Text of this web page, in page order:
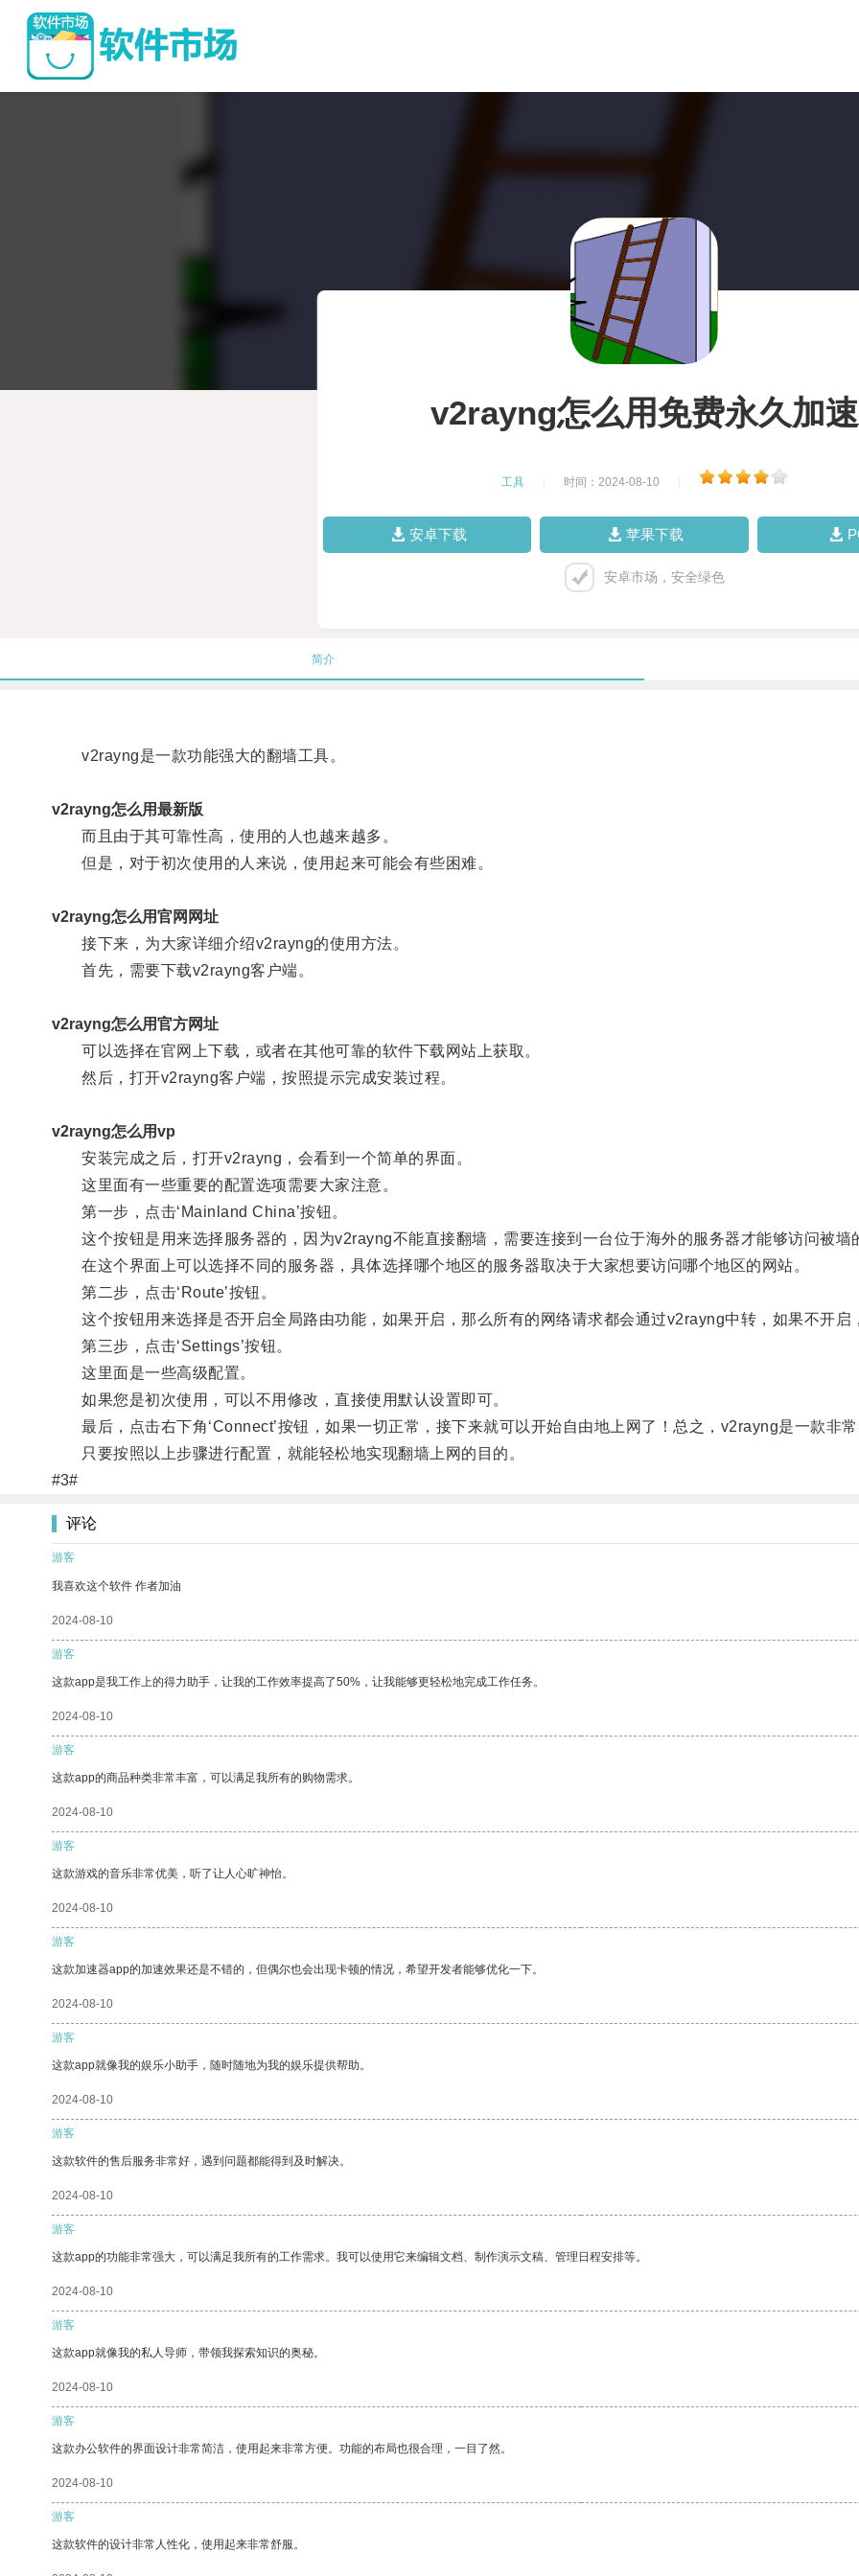
v2rayng怎么用免费永久加速
工具 时间：2024-08-10
安卓下载 苹果下载
安卓市场，安全绿色
简介
v2rayng是一款功能强大的翻墙工具。
v2rayng怎么用最新版
而且由于其可靠性高，使用的人也越来越多。
但是，对于初次使用的人来说，使用起来可能会有些困难。
v2rayng怎么用官网网址
接下来，为大家详细介绍v2rayng的使用方法。
首先，需要下载v2rayng客户端。
v2rayng怎么用官方网址
可以选择在官网上下载，或者在其他可靠的软件下载网站上获取。
然后，打开v2rayng客户端，按照提示完成安装过程。
v2rayng怎么用vp
安装完成之后，打开v2rayng，会看到一个简单的界面。
这里面有一些重要的配置选项需要大家注意。
第一步，点击‘Mainland China’按钮。
这个按钮是用来选择服务器的，因为v2rayng不能直接翻墙，需要连接到一台位于海外的服务器才能够访问被墙
在这个界面上可以选择不同的服务器，具体选择哪个地区的服务器取决于大家想要访问哪个地区的网站。
第二步，点击‘Route’按钮。
这个按钮用来选择是否开启全局路由功能，如果开启，那么所有的网络请求都会通过v2rayng中转，如果不开启
第三步，点击‘Settings’按钮。
这里面是一些高级配置。
如果您是初次使用，可以不用修改，直接使用默认设置即可。
最后，点击右下角‘Connect’按钮，如果一切正常，接下来就可以开始自由地上网了！总之，v2rayng是一款非
只要按照以上步骤进行配置，就能轻松地实现翻墙上网的目的。
#3#
评论
游客
我喜欢这个软件 作者加油
2024-08-10
游客
这款app是我工作上的得力助手，让我的工作效率提高了50%，让我能够更轻松地完成工作任务。
2024-08-10
游客
这款app的商品种类非常丰富，可以满足我所有的购物需求。
2024-08-10
游客
这款游戏的音乐非常优美，听了让人心旷神怡。
2024-08-10
游客
这款加速器app的加速效果还是不错的，但偶尔也会出现卡顿的情况，希望开发者能够优化一下。
2024-08-10
游客
这款app就像我的娱乐小助手，随时随地为我的娱乐提供帮助。
2024-08-10
游客
这款软件的售后服务非常好，遇到问题都能得到及时解决。
2024-08-10
游客
这款app的功能非常强大，可以满足我所有的工作需求。我可以使用它来编辑文档、制作演示文稿、管理日程安排等。
2024-08-10
游客
这款app就像我的私人导师，带领我探索知识的奥秘。
2024-08-10
游客
这款办公软件的界面设计非常简洁，使用起来非常方便。功能的布局也很合理，一目了然。
2024-08-10
游客
这款软件的设计非常人性化，使用起来非常舒服。